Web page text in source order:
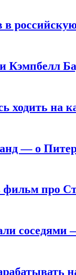
ходить на
— о
фильм про
соседями